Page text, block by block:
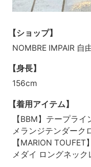
【ショップ】
NOMBRE IMPAIR 自
【身長】
156cm
【着用アイテム】
【BBM】テープラ
メランジテンダーク
【MARION
メダイ ロングネック